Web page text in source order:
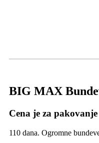
BIG MAX
Cena je za pakovanje
110 dana. Ogromne